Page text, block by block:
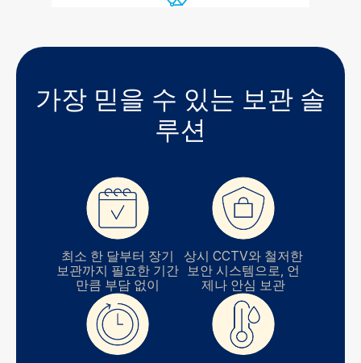
가장 믿을 수 있는 보관 솔
루션
최소 한 달부터 장기
보관까지 필요한 기간
만큼 부담 없이
상시 CCTV와 철저한
보안 시스템으로, 언
제나 안심 보관